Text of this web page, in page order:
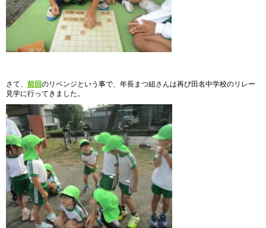
さて、 前回のリベンジという事で、年長まつ組さんは再び田名中学校のリレー
見学に行ってきました。